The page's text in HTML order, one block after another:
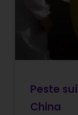
Peste
China